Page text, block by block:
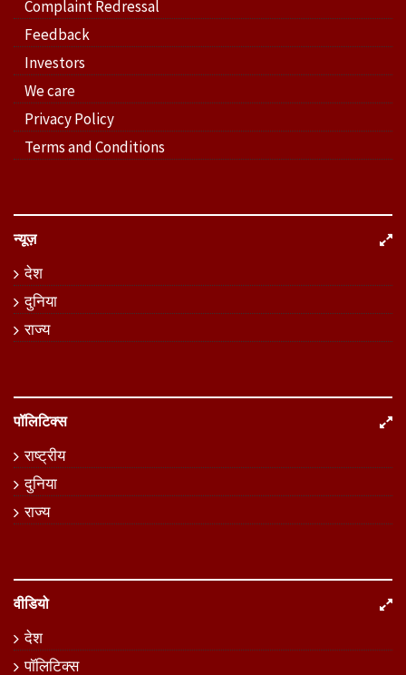
Complaint Redressal
Feedback
Investors
We care
Privacy Policy
Terms and Conditions
न्यूज़
देश
दुनिया
राज्य
पॉलिटिक्स
राष्ट्रीय
दुनिया
राज्य
वीडियो
देश
पॉलिटिक्स